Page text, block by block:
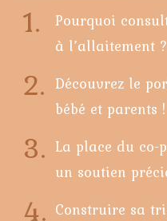
Pourquoi
à l’allaitement ?
Découvrez le
bébé et parents !
La place du co-
un soutien
Construire sa